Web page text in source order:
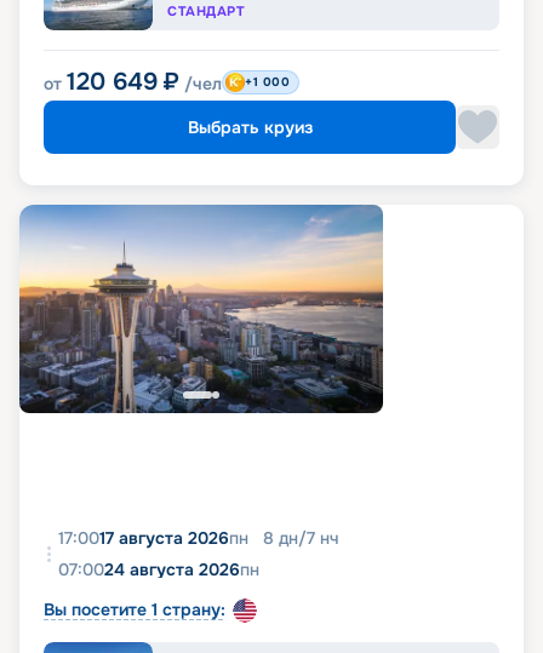
СТАНДАРТ
от 120 649 ₽ /чел +1 000
Выбрать круиз
17:0017 августа 2026пн 8 дн/7 нч
07:0024 августа 2026пн
Вы посетите 1 страну: